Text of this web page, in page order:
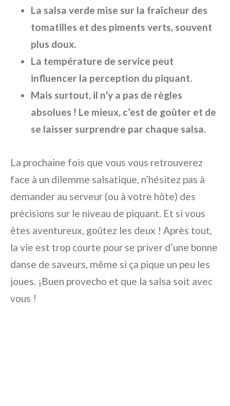
La salsa verde mise sur la fraîcheur des
tomatilles et des piments verts, souvent
plus doux.
La température de service peut
influencer la perception du piquant.
Mais surtout, il n’y a pas de règles
absolues ! Le mieux, c’est de goûter et de
se laisser surprendre par chaque salsa.
La prochaine fois que vous vous retrouverez
face à un dilemme salsatique, n’hésitez pas à
demander au serveur (ou à votre hôte) des
précisions sur le niveau de piquant. Et si vous
êtes aventureux, goûtez les deux ! Après tout,
la vie est trop courte pour se priver d’une bonne
danse de saveurs, même si ça pique un peu les
joues. ¡Buen provecho et que la salsa soit avec
vous !